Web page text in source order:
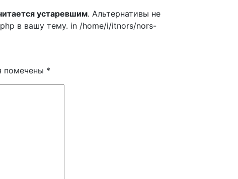
устаревшим. Альтернативы не
в вашу тему. in /home/i/itnors/nors-
помечены *